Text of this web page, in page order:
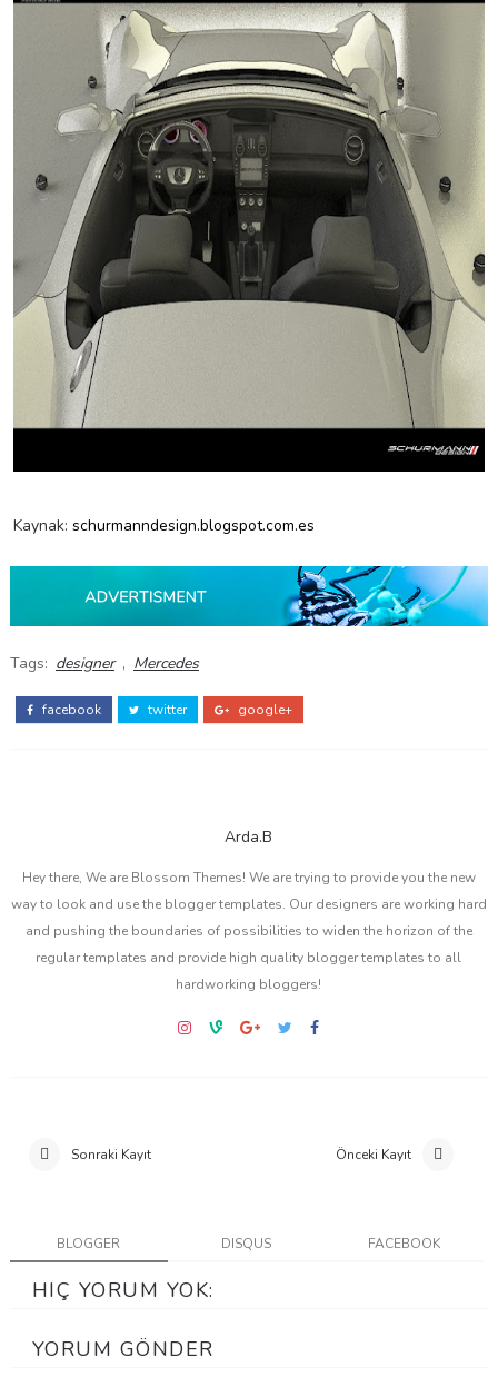
Kaynak: schurmanndesign.blogspot.com.es
Tags: designer , Mercedes
facebook twitter google+
Arda.B
Hey there, We are Blossom Themes! We are trying to provide you the new
way to look and use the blogger templates. Our designers are working hard
and pushing the boundaries of possibilities to widen the horizon of the
regular templates and provide high quality blogger templates to all
hardworking bloggers!
Sonraki Kayıt Önceki Kayıt
BLOGGER DISQUS FACEBOOK
HIÇ YORUM YOK:
YORUM GÖNDER